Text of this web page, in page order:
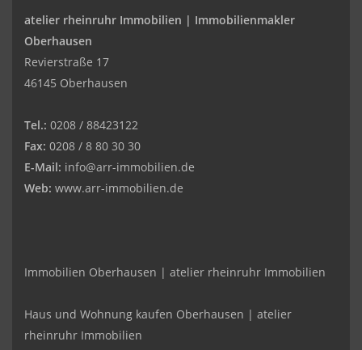
atelier rheinruhr Immobilien | Immobilienmakler
Oberhausen
Revierstraße 17
46145 Oberhausen
Tel.: 0208 / 88423122
Fax: 0208 / 8 80 30 30
E-Mail: info@arr-immobilien.de
Web: www.arr-immobilien.de
Immobilien Oberhausen | atelier rheinruhr Immobilien
Haus und Wohnung kaufen Oberhausen | atelier
rheinruhr Immobilien